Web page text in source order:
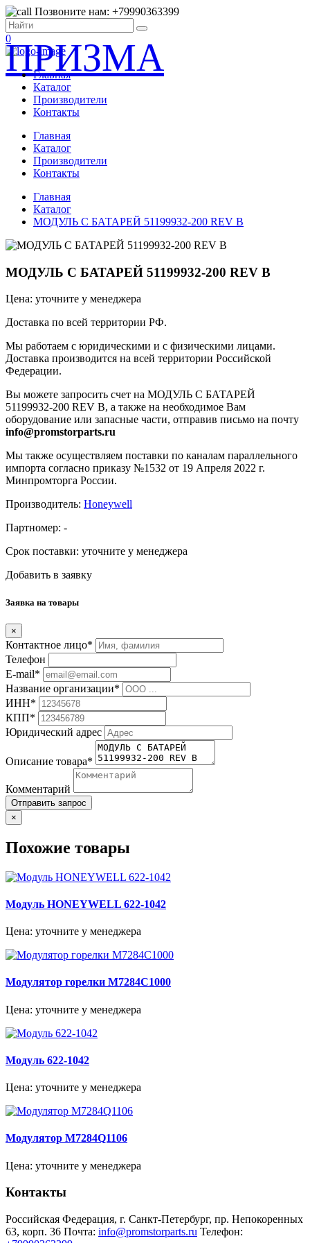
Позвоните нам: +79990363399
0
ПРИЗМА
Главная
Каталог
Производители
Контакты
Главная
Каталог
Производители
Контакты
Главная
Каталог
МОДУЛЬ С БАТАРЕЙ 51199932-200 REV B
МОДУЛЬ С БАТАРЕЙ 51199932-200 REV B
Цена: уточните у менеджера
Доставка по всей территории РФ.
Мы работаем с юридическими и с физическими лицами.
Доставка производится на всей территории Российской
Федерации.
Вы можете запросить счет на МОДУЛЬ С БАТАРЕЙ
51199932-200 REV B, а также на необходимое Вам
оборудование или запасные части, отправив письмо на почту
info@promstorparts.ru
Мы также осуществляем поставки по каналам параллельного
импорта согласно приказу №1532 от 19 Апреля 2022 г.
Минпромторга России.
Производитель: Honeywell
Партномер: -
Срок поставки: уточните у менеджера
Добавить в заявку
Заявка на товары
×
Контактное лицо*
Телефон
E-mail*
Название организации*
ИНН*
КПП*
Юридический адрес
Описание товара*
Комментарий
Отправить запрос
×
Похожие товары
Модуль HONEYWELL 622-1042
Цена: уточните у менеджера
Модулятор горелки M7284C1000
Цена: уточните у менеджера
Модуль 622-1042
Цена: уточните у менеджера
Модулятор M7284Q1106
Цена: уточните у менеджера
Контакты
Российская Федерация, г. Санкт-Петербург, пр. Непокоренных
63, корп. 36 Почта: info@promstorparts.ru Телефон: